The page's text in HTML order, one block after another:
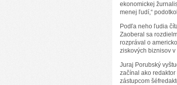
ekonomickej
menej ľudí,“
Podľa neho ľudia
Zaoberal sa
rozprával o
ziskových biznisov
Juraj Porubský
začínal ako
zástupcom